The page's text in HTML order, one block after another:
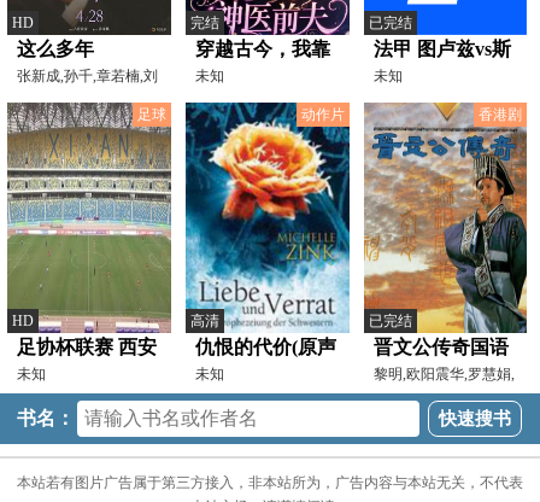
HD
这么多年
张新成,孙千,章若楠,刘
丹,吴俊霆,李光复,孙
完结
穿越古今，我靠
实力碾压神医前
夫
未知
已完结
法甲 图卢兹vs斯
特拉斯堡
20251207
未知
足球
HD
足协杯联赛 西安
崇德荣海VS广东
广州豹 20240420
未知
动作片
高清
仇恨的代价(原声
版)
未知
香港剧
已完结
晋文公传奇国语
黎明,欧阳震华,罗慧娟,
郭秀云,黄子扬,马宗
书名：
本站若有图片广告属于第三方接入，非本站所为，广告内容与本站无关，不代表